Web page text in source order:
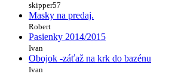
skipper57
Masky na predaj.
Robert
Pasienky 2014/2015
Ivan
Obojok -záťaž na krk do bazénu
Ivan